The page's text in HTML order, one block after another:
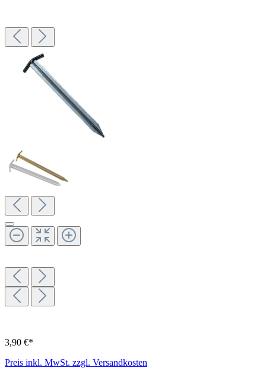
3,90 €*
Preis inkl. MwSt. zzgl. Versandkosten